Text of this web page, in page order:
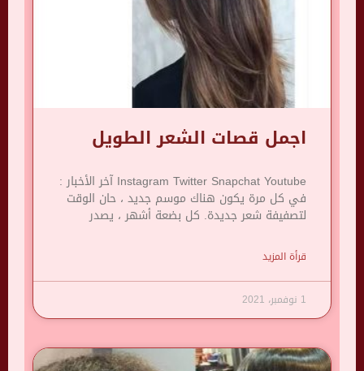
اجمل قصات الشعر الطويل
Instagram Twitter Snapchat Youtube آخر الأخبار :
في كل مرة يكون هناك موسم جديد ، حان الوقت
لتصفيفة شعر جديدة. كل بضعة أشهر ، يصدر
قرأة المزيد
1 نوفمبر، 2021